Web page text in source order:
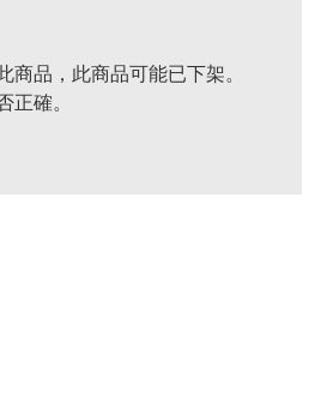
商品，此商品可能已下架。
正確。